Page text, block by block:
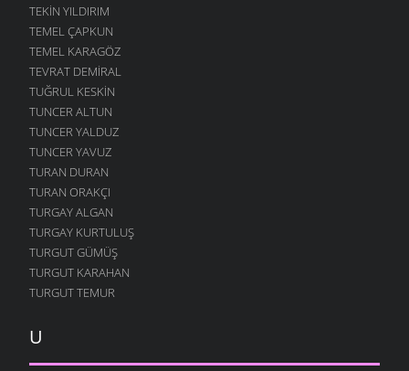
TEKIN YILDIRIM
TEMEL ÇAPKUN
TEMEL KARAGÖZ
TEVRAT DEMIRAL
TUĞRUL KESKIN
TUNCER ALTUN
TUNCER YALDUZ
TUNCER YAVUZ
TURAN DURAN
TURAN ORAKÇI
TURGAY ALGAN
TURGAY KURTULUŞ
TURGUT GÜMÜŞ
TURGUT KARAHAN
TURGUT TEMUR
U